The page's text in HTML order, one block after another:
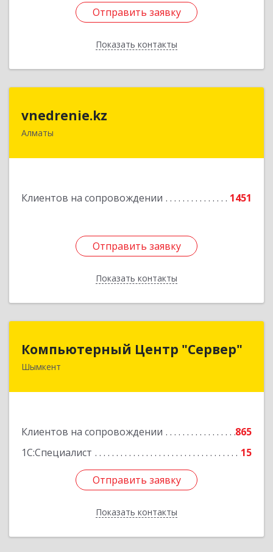
Отправить заявку
Показать контакты
Отправить заявку
Назад
vnedrenie.kz
Алматы
Клиентов на сопровождении 1451
Отправить заявку
Показать контакты
Казахстан, г.Алматы, ул.Прокофьева 45-56
Отправить заявку
Назад
Компьютерный Центр "Сервер"
Шымкент
Клиентов на сопровождении
865
1С:Специалист
15
Отправить заявку
Показать контакты
Компьютерный Центр "Сервер"
Казахстан, 160000, г. Шымкент, ул. Казыбек-Би,
Отправить заявку
Назад